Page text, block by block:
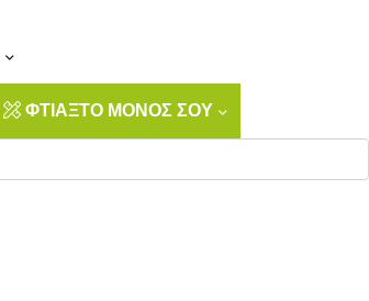
ΦΤΙΑΞΤΟ ΜΟΝΟΣ ΣΟΥ